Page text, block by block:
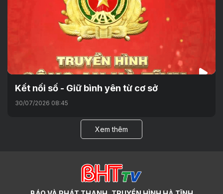
Kết nối số - Giữ bình yên từ cơ sở
30/07/2026 08:45
Xem thêm